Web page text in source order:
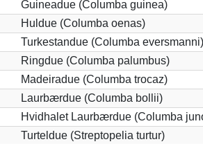
Guineadue (Columba guinea)
Huldue (Columba oenas)
Turkestandue (Columba eversmanni)
Ringdue (Columba palumbus)
Madeiradue (Columba trocaz)
Laurbærdue (Columba bollii)
Hvidhalet Laurbærdue (Columba
Turteldue (Streptopelia turtur)